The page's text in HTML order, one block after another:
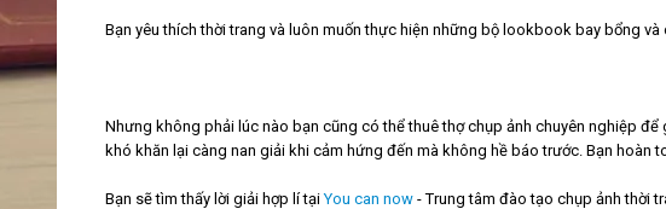
Bạn yêu thích thời trang và luôn muốn thực hiện những bộ lookbook bay bổng và
Nhưng không phải lúc nào bạn cũng có thể thuê thợ chụp ảnh chuyên nghiệp
khó khăn lại càng nan giải khi cảm hứng đến mà không hề báo trước. Bạn hoàn
Bạn sẽ tìm thấy lời giải hợp lí tạiYou can now - Trung tâm đào tạo chụp ảnh thời